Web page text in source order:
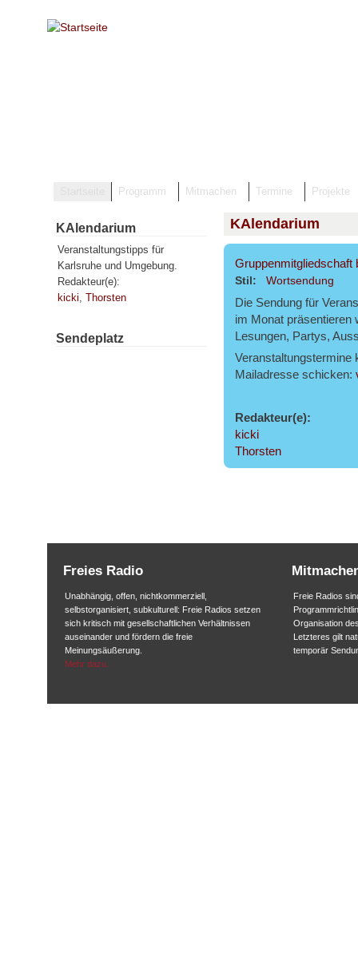
Direkt zum Inhalt
Programm Mitmachen Termine Projekte
KAlendarium
Veranstaltungstipps für
Karlsruhe und Umgebung.
Redakteur(e):
kicki, Thorsten
Sendeplatz
KAlendarium
Gruppenmitgliedschaft
Stil:
Wortsendung
Die Sendung für
im Monat präsentieren
Lesungen, Partys,
Veranstaltungstermine
Mailadresse schicken:
Redakteur(e):
kicki
Thorsten
Freies Radio
Unabhängig, offen, nichtkommerziell,
selbstorganisiert, subkulturell: Freie Radios setzen
sich kritisch mit gesellschaftlichen Verhältnissen
auseinander und fördern die freie
Meinungsäußerung.
Mehr dazu.
Freie Radios
Organisation
Letzteres gilt
temporär